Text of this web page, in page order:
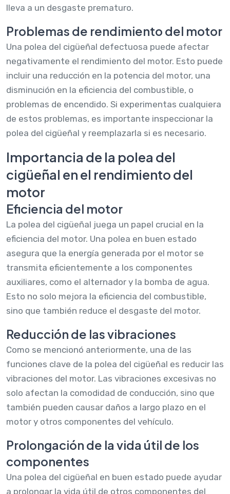
lleva a un desgaste prematuro.
Problemas de rendimiento del motor
Una polea del cigüeñal defectuosa puede afectar
negativamente el rendimiento del motor. Esto puede
incluir una reducción en la potencia del motor, una
disminución en la eficiencia del combustible, o
problemas de encendido. Si experimentas cualquiera
de estos problemas, es importante inspeccionar la
polea del cigüeñal y reemplazarla si es necesario.
Importancia de la polea del
cigüeñal en el rendimiento del
motor
Eficiencia del motor
La polea del cigüeñal juega un papel crucial en la
eficiencia del motor. Una polea en buen estado
asegura que la energía generada por el motor se
transmita eficientemente a los componentes
auxiliares, como el alternador y la bomba de agua.
Esto no solo mejora la eficiencia del combustible,
sino que también reduce el desgaste del motor.
Reducción de las vibraciones
Como se mencionó anteriormente, una de las
funciones clave de la polea del cigüeñal es reducir las
vibraciones del motor. Las vibraciones excesivas no
solo afectan la comodidad de conducción, sino que
también pueden causar daños a largo plazo en el
motor y otros componentes del vehículo.
Prolongación de la vida útil de los
componentes
Una polea del cigüeñal en buen estado puede ayudar
a prolongar la vida útil de otros componentes del